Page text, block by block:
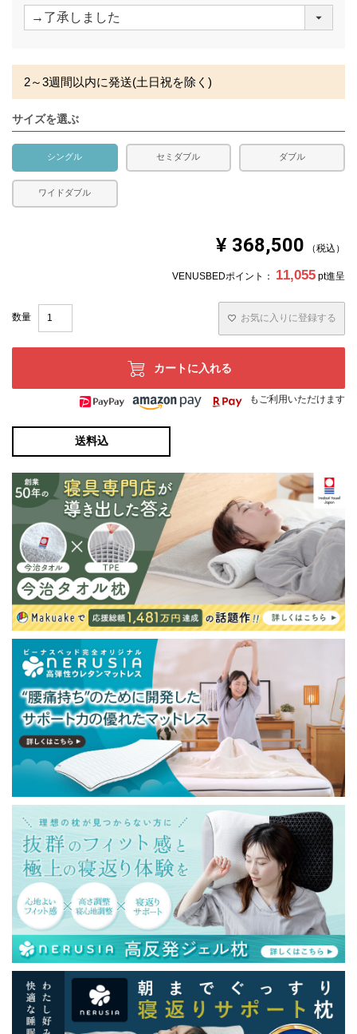
コイル数 416
備考
・価格はマットレス単体購入の金額です。
場合があります。
※できる限り実際の色を再現するよう心がけております
が、閲覧環境により誤差がでる場合がございますのでご了
承ください。
(
2～3週間以内に発送(土日祝を除く)
サイズを選ぶ
シングル セミダブル ダブル
ワイドダブル
¥ 368,500 税込
VENUSBEDポイント： 11,055 pt進呈
お気に入りに登録する
カートに入れる
もご利用いただけます
送料込